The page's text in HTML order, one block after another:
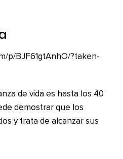
p/BJF61gtAnhO/?taken-
de vida es hasta los 40
demostrar que los
y trata de alcanzar sus